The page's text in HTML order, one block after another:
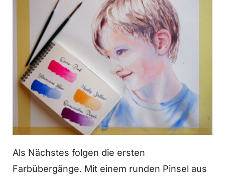
Als Nächstes folgen die ersten
Farbübergänge. Mit einem runden Pinsel aus